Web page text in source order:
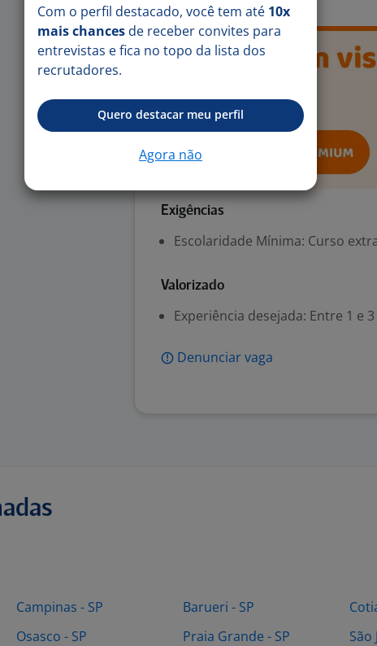
Exigências
Escolaridade Mínima: Curso
Valorizado
Experiência desejada: Entre 1 e
Denunciar vaga
Campinas - SP
Osasco - SP
Barueri - SP
Praia Grande - SP
São
Com o perfil destacado, você tem até 10x
mais chances de receber convites para
entrevistas e fica no topo da lista dos
recrutadores.
Quero destacar meu perfil
Agora não